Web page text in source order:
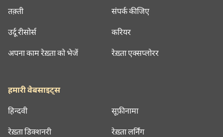
तक़्ती
उर्दू रीसोर्स
अपना काम रेख़्ता को भेजें
संपर्क कीजिए
करियर
रेख़्ता एक्सप्लोरर
हमारी वेबसाइट्स
हिन्दवी सूफ़ीनामा
रेख़्ता डिक्शनरी रेख़्ता लर्निंग